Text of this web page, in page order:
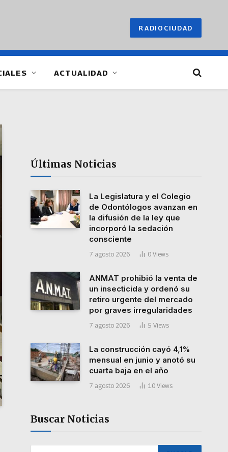
RADIOCIUDAD
ACTUALIDAD
Últimas Noticias
La Legislatura y el Colegio
de Odontólogos avanzan en
la difusión de la ley que
incorporó la sedación
consciente
7 agosto 2026 0 Views
ANMAT prohibió la venta de
un insecticida y ordenó su
retiro urgente del mercado
por graves irregularidades
7 agosto 2026 5 Views
La construcción cayó 4,1%
mensual en junio y anotó su
cuarta baja en el año
7 agosto 2026 10 Views
Buscar Noticias